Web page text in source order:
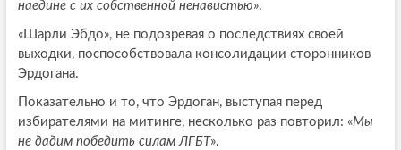
наедине с их собственной ненавистью».
«Шарли Эбдо», не подозревая о последствиях своей
выходки, поспособствовала консолидации сторонников
Эрдогана.
Показательно и то, что Эрдоган, выступая перед
избирателями на митинге, несколько раз повторил: «Мы
не дадим победить силам ЛГБТ ».